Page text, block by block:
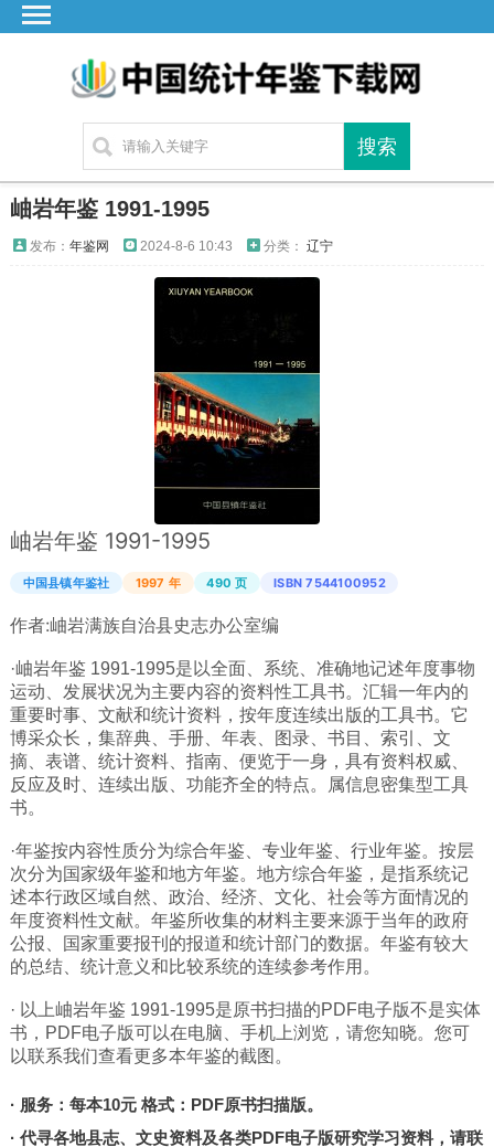
江苏
上海
重庆
山西
黑龙江
吉林
辽宁
内蒙
青海
新疆
天津
北京
甘肃
河南
山东
岫岩年鉴 1991-1995
发布： 年鉴网 2024-8-6 10:43 分类： 辽宁
岫岩年鉴 1991-1995
中国县镇年鉴社 1997 年 490 页 ISBN 7544100952
作者:岫岩满族自治县史志办公室编
·岫岩年鉴 1991-1995是以全面、系统、准确地记述年度事物
运动、发展状况为主要内容的资料性工具书。汇辑一年内的
重要时事、文献和统计资料，按年度连续出版的工具书。它
博采众长，集辞典、手册、年表、图录、书目、索引、文
摘、表谱、统计资料、指南、便览于一身，具有资料权威、
反应及时、连续出版、功能齐全的特点。属信息密集型工具
书。
·年鉴按内容性质分为综合年鉴、专业年鉴、行业年鉴。按层
次分为国家级年鉴和地方年鉴。地方综合年鉴，是指系统记
述本行政区域自然、政治、经济、文化、社会等方面情况的
年度资料性文献。年鉴所收集的材料主要来源于当年的政府
公报、国家重要报刊的报道和统计部门的数据。年鉴有较大
的总结、统计意义和比较系统的连续参考作用。
· 以上岫岩年鉴 1991-1995是原书扫描的PDF电子版不是实体
书，PDF电子版可以在电脑、手机上浏览，请您知晓。您可
以联系我们查看更多本年鉴的截图。
· 服务：每本10元 格式：PDF原书扫描版。
· 代寻各地县志、文史资料及各类PDF电子版研究学习资料，请联